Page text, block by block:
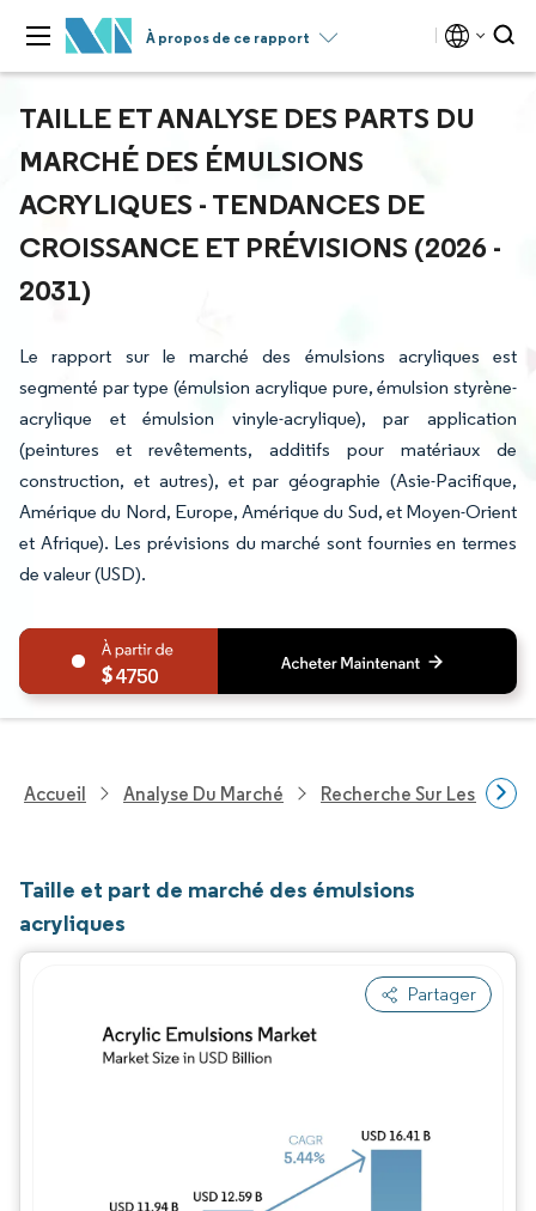
À propos de ce rapport
TAILLE ET ANALYSE DES PARTS DU
MARCHÉ DES ÉMULSIONS
ACRYLIQUES - TENDANCES DE
CROISSANCE ET PRÉVISIONS (2026 -
2031)
Le rapport sur le marché des émulsions acryliques est
segmenté par type (émulsion acrylique pure, émulsion styrène-
acrylique et émulsion vinyle-acrylique), par application
(peintures et revêtements, additifs pour matériaux de
construction, et autres), et par géographie (Asie-Pacifique,
Amérique du Nord, Europe, Amérique du Sud, et Moyen-Orient
et Afrique). Les prévisions du marché sont fournies en termes
de valeur (USD).
4750
Accueil Analyse Du Marché Recherche Sur Les
Taille et part de marché des émulsions
acryliques
Partager